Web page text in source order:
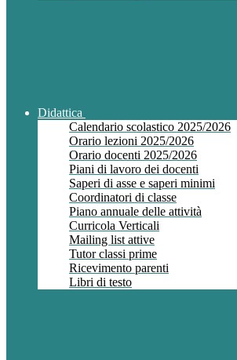
Didattica
Calendario scolastico 2025/2026
Orario lezioni 2025/2026
Orario docenti 2025/2026
Piani di lavoro dei docenti
Saperi di asse e saperi minimi
Coordinatori di classe
Piano annuale delle attività
Curricola Verticali
Mailing list attive
Tutor classi prime
Ricevimento parenti
Libri di testo